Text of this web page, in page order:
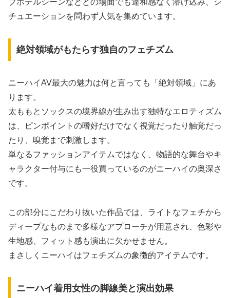
ブホテルシーンなどどの場面でも違和感なく溶け込み、シ
チュエーションを問わず人気を集めています。
絶対領域がもたらす独自のフェチズム
ニーハイAV最大の魅力は何と言っても「絶対領域」にあ
ります。
太ももとソックスの境界線が生み出す独特なエロティズム
は、ピンポイントの嗜好だけでなく視覚だったり触覚だっ
たり、嗅覚まで刺激します。
単なるファッションアイテムではなく、物語的な舞台やキ
ャラクター付与にも一役買っているのがニーハイの奥深さ
です。
この部分にこだわり抜いた作品では、ライトなフェチから
ディープなものまで多様なアプローチが用意され、色彩や
生地感、フィット感も演出に欠かせません。
まさしくニーハイはフェチズムの象徴的アイテムです。
ニーハイ着用女性の脚線美と演出効果